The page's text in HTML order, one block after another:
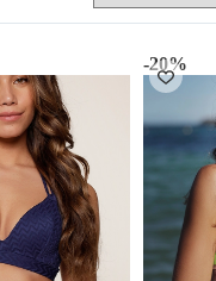
-20%